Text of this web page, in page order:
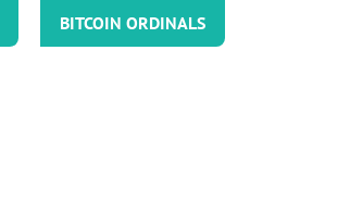
BITCOIN ORDINALS